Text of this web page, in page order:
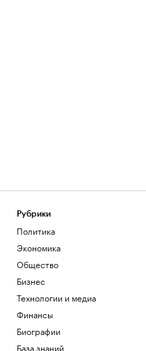
Рубрики
Политика
Экономика
Общество
Бизнес
Технологии и медиа
Финансы
Биографии
База знаний